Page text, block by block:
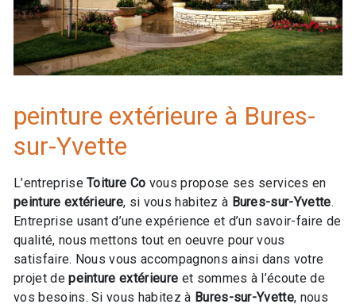
peinture extérieure à Bures-
sur-Yvette
L’entrepriseToiture Co vous propose ses services en
peinture extérieure, si vous habitez à Bures-sur-Yvette.
Entreprise usant d’une expérience et d’un savoir-faire de
qualité, nous mettons tout en oeuvre pour vous
satisfaire. Nous vous accompagnons ainsi dans votre
projet depeinture extérieure et sommes à l’écoute de
vos besoins. Si vous habitez à Bures-sur-Yvette, nous